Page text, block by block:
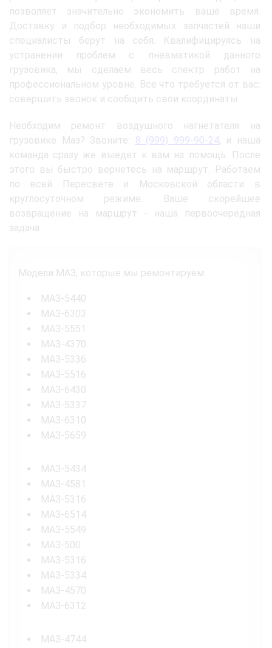
позволяет значительно экономить ваше время.
Доставку и подбор необходимых запчастей наши
специалисты берут на себя. Квалифицируясь на
устранении проблем с пневматикой данного
грузовика, мы сделаем весь спектр работ на
профессиональном уровне. Все что требуется от вас:
совершить звонок и сообщить свои координаты.
Необходим ремонт воздушного нагнетателя на
грузовике Маз? Звоните: 8 (999) 999-90-24, и наша
команда сразу же выедет к вам на помощь. После
этого вы быстро вернетесь на маршрут. Работаем
по всей Пересвете и Московской области в
круглосуточном режиме. Ваше скорейшее
возвращение на маршрут - наша первоочередная
задача.
Модели МАЗ, которые мы ремонтируем:
МАЗ-5440
МАЗ-6303
МАЗ-5551
МАЗ-4370
МАЗ-5336
МАЗ-5516
МАЗ-6430
МАЗ-5337
МАЗ-6310
МАЗ-5659
МАЗ-5434
МАЗ-4581
МАЗ-5316
МАЗ-6514
МАЗ-5549
МАЗ-500
МАЗ-5316
МАЗ-5334
МАЗ-4570
МАЗ-6312
МАЗ-4744